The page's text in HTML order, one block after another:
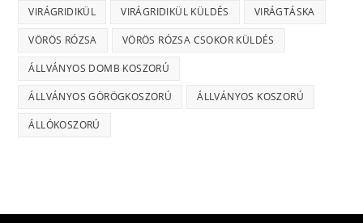
VIRÁGRIDIKÜL VIRÁGRIDIKÜL KÜLDÉS VIRÁGTÁSKA
VÖRÖS RÓZSA VÖRÖS RÓZSA CSOKOR KÜLDÉS
ÁLLVÁNYOS DOMB KOSZORÚ
ÁLLVÁNYOS GÖRÖGKOSZORÚ ÁLLVÁNYOS KOSZORÚ
ÁLLÓKOSZORÚ